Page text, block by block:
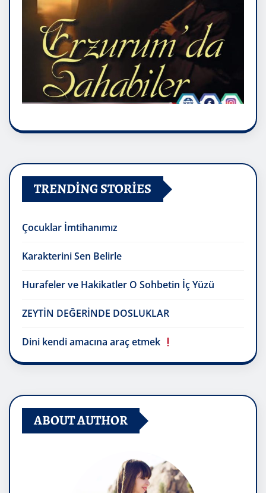
TRENDING STORIES
Çocuklar İmtihanımız
Karakterini Sen Belirle
Hurafeler ve Hakikatler O Sohbetin İç Yüzü
ZEYTİN DEĞERİNDE DOSLUKLAR
Dini kendi amacına araç etmek
ABOUT AUTHOR